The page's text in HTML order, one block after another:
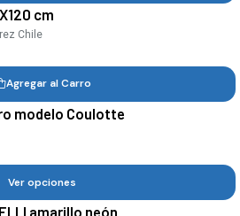
cm
Chile
Agregar al Carro
modelo Coulotte
Ver opciones
amarillo neón